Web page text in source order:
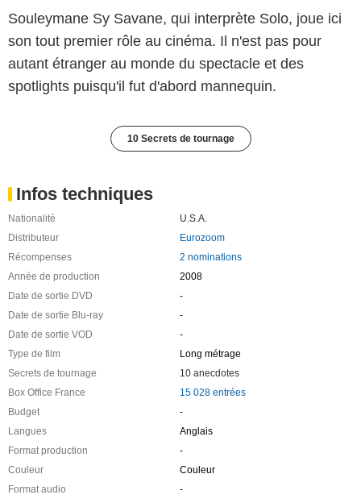
Souleymane Sy Savane, qui interprète Solo, joue ici
son tout premier rôle au cinéma. Il n'est pas pour
autant étranger au monde du spectacle et des
spotlights puisqu'il fut d'abord mannequin.
10 Secrets de tournage
Infos techniques
Nationalité
U.S.A.
Distributeur
Eurozoom
Récompenses
2 nominations
Année de production
2008
Date de sortie DVD
-
Date de sortie Blu-ray
-
Date de sortie VOD
-
Type de film
Long métrage
Secrets de tournage
10 anecdotes
Box Office France
15 028 entrées
Budget
-
Langues
Anglais
Format production
-
Couleur
Couleur
Format audio
-